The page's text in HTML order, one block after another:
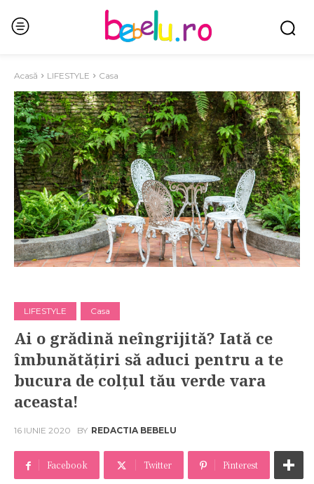
Acasă LIFESTYLE Casa
LIFESTYLE Casa
Ai o grădină neîngrijită? Iată ce
îmbunătățiri să aduci pentru a te
bucura de colțul tău verde vara
aceasta!
16 IUNIE 2020 BY REDACTIA BEBELU
Facebook Twitter Pinterest